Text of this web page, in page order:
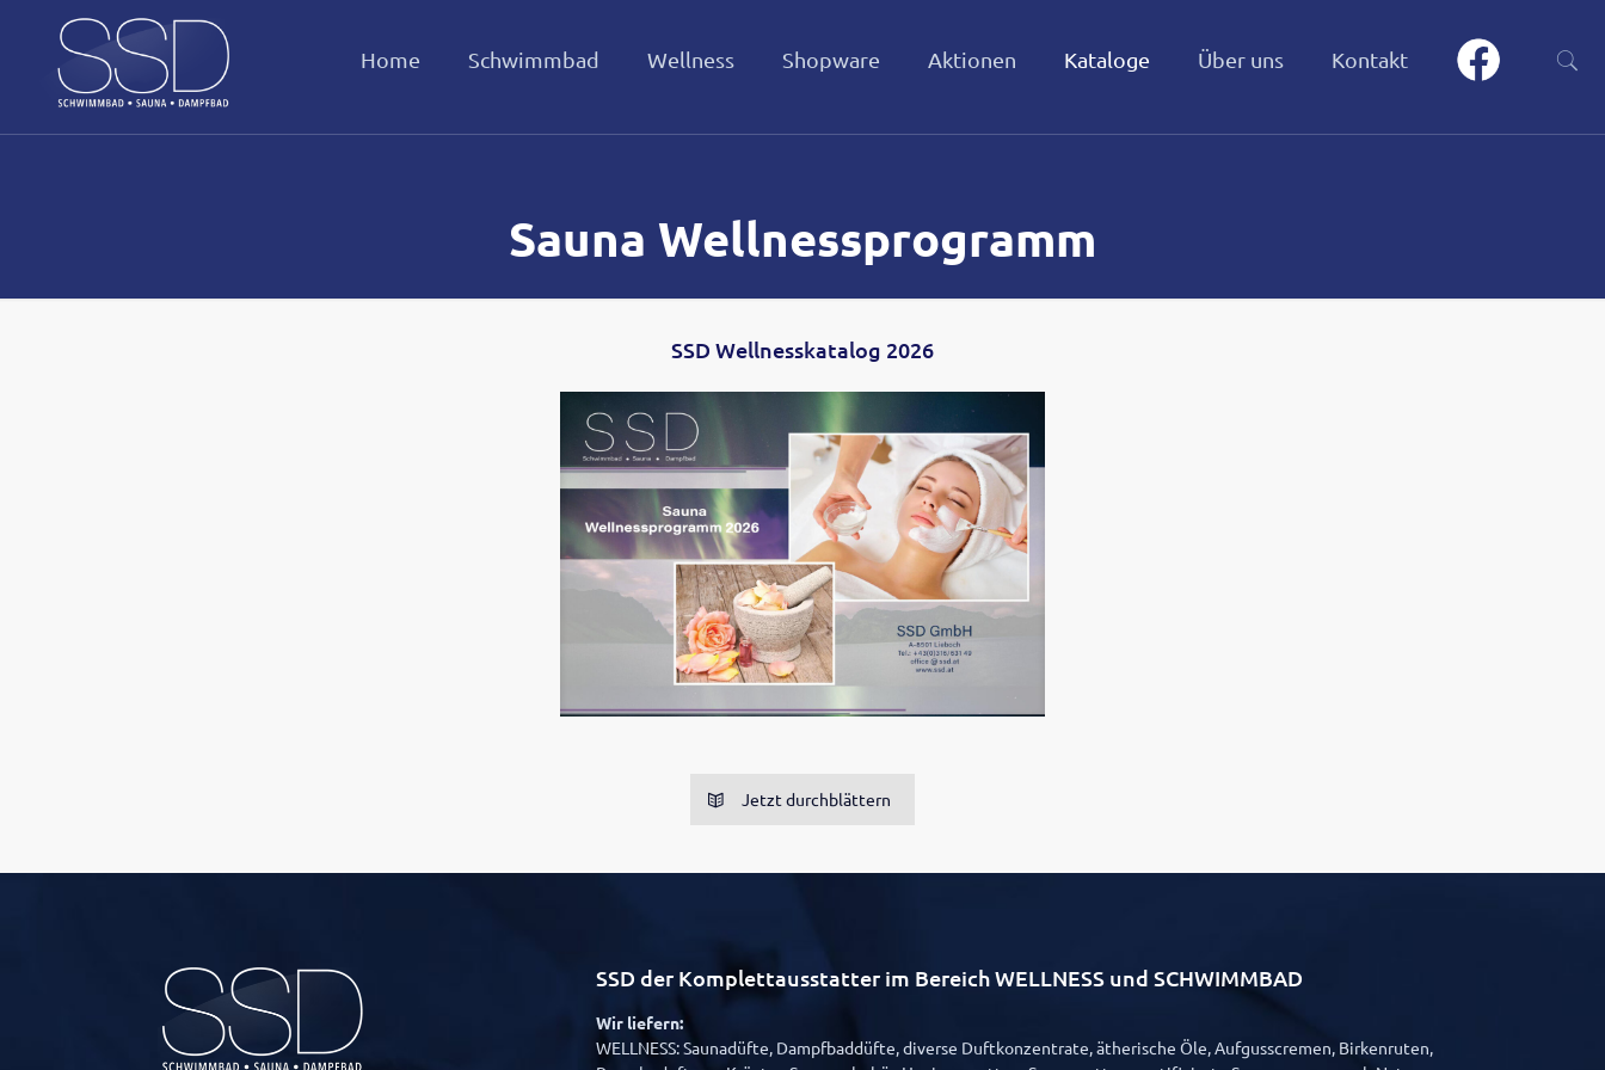
Home Schwimmbad Wellness Shopware Aktionen Kataloge Über uns Kontakt
Sauna Wellnessprogramm
SSD Wellnesskatalog 2026
Jetzt durchblättern
SSD der Komplettausstatter im Bereich WELLNESS und SCHWIMMBAD
Wir liefern:
WELLNESS: Saunadüfte, Dampfbaddüfte, diverse Duftkonzentrate, ätherische Öle, Aufgusscremen, Birkenruten,